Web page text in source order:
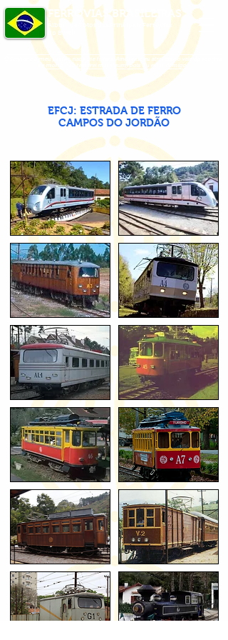
FERROVIAS BRASILEIRAS
Álbum de Fotos das Principais Ferrovias
do Brasil
O Senhor é o meu pastor, nada me faltará. Ainda que eu atravesse o vale da sombra
da morte, não temerei mal algum, pois Tu estás comigo.
EFCJ: ESTRADA DE FERRO
CAMPOS DO JORDÃO